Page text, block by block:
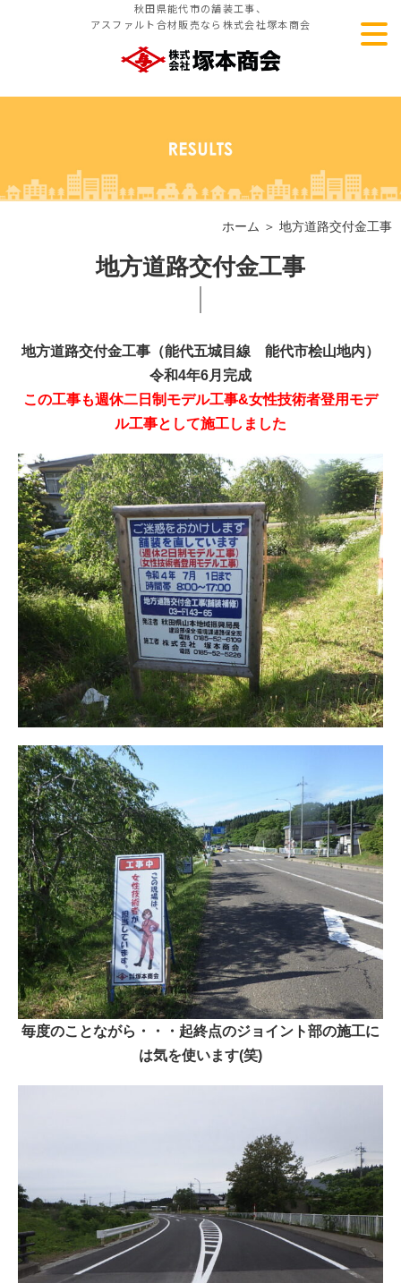
秋田県能代市の舗装工事、
アスファルト合材販売なら株式会社塚本商会
ホーム ＞ 地方道路交付金工事
地方道路交付金工事
地方道路交付金工事（能代五城目線 能代市桧山地内）
令和4年6月完成
この工事も週休二日制モデル工事&女性技術者登用モデ
ル工事として施工しました
毎度のことながら・・・起終点のジョイント部の施工に
は気を使います(笑)